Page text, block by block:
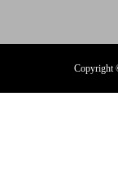
Copyright